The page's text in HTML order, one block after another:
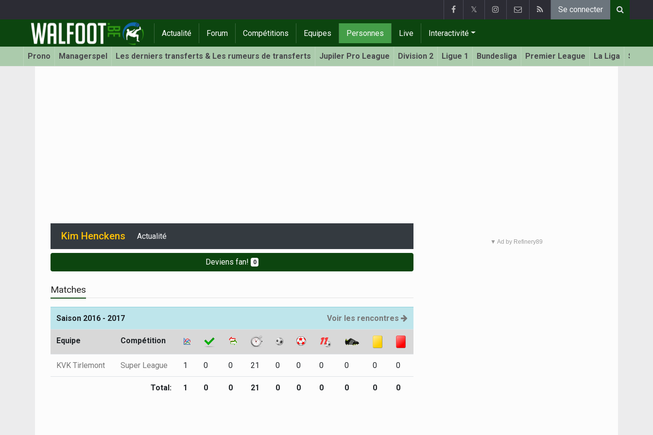
𝕏 Se connecter
Actualité Forum Compétitions Equipes Personnes Live Interactivité
Prono Managerspel Les derniers transferts & Les rumeurs de transferts Jupiler Pro League Division 2 Ligue 1 Bundesliga Premier League La Liga Serie
Kim Henckens Actualité
Deviens fan! 0
Matches
Saison 2016 - 2017 Voir les rencontres
Equipe Compétition
KVK Tirlemont Super League 1 0 0 21 0 0 0 0 0 0
Total: 1 0 0 21 0 0 0 0 0 0
▼ Ad by Refinery89